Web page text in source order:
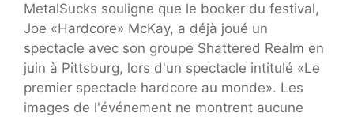
MetalSucks souligne que le booker du festival,
Joe «Hardcore» McKay, a déjà joué un
spectacle avec son groupe Shattered Realm en
juin à Pittsburg, lors d'un spectacle intitulé «Le
premier spectacle hardcore au monde». Les
images de l'événement ne montrent aucune